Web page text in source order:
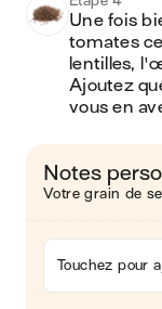
Une fois
tomates
lentilles,
Ajoutez
vous en
Notes perso
Votre grain de
Touchez pour